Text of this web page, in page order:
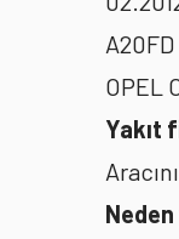
OPEL
Yakıt
Neden